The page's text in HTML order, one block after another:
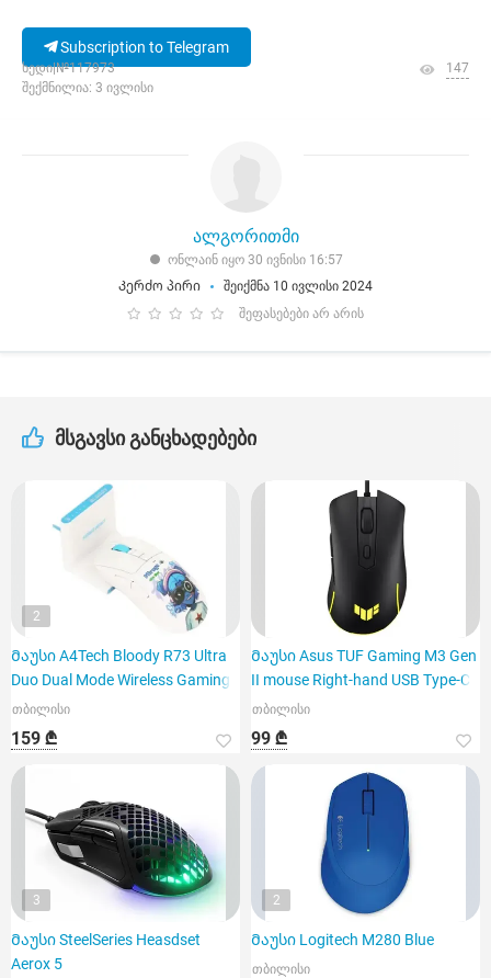
Subscription to Telegram
ხედი|№117973
შექმნილია: 3 ივლისი
147
ალგორითმი
ონლაინ იყო 30 ივნისი 16:57
Კერძო პირი
შეიქმნა 10 ივლისი 2024
შეფასებები არ არის
მსგავსი განცხადებები
2
Მაუსი A4Tech Bloody R73 Ultra
Duo Dual Mode Wireless Gaming
თბილისი
159 ₾
Მაუსი Asus TUF Gaming M3 Gen
II mouse Right-hand USB Type-C
თბილისი
99 ₾
3
Მაუსი SteelSeries Heasdset
Aerox 5
2
Მაუსი Logitech M280 Blue
თბილისი